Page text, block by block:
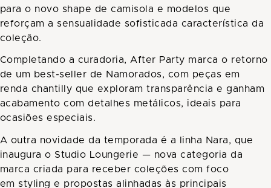
para o novo shape de camisola e modelos que
reforçam a sensualidade sofisticada característica da
coleção.
Completando a curadoria, After Party marca o retorno
de um best-seller de Namorados, com peças em
renda chantilly que exploram transparência e ganham
acabamento com detalhes metálicos, ideais para
ocasiões especiais.
A outra novidade da temporada é a linha Nara, que
inaugura o Studio Loungerie — nova categoria da
marca criada para receber coleções com foco
em styling e propostas alinhadas às principais